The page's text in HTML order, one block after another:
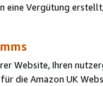
eine Vergütung
Website, Ihren
die Amazon UK